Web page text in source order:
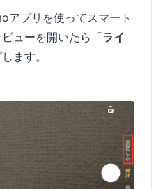
プリを使ってスマート
ューを開いたら「ライ
ます。